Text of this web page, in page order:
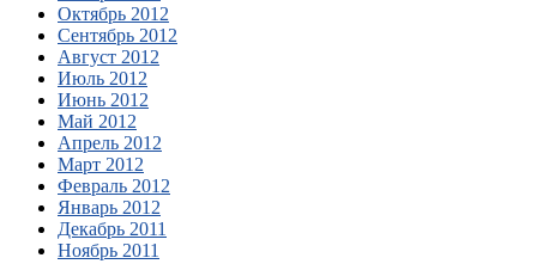
Октябрь 2012
Сентябрь 2012
Август 2012
Июль 2012
Июнь 2012
Май 2012
Апрель 2012
Март 2012
Февраль 2012
Январь 2012
Декабрь 2011
Ноябрь 2011